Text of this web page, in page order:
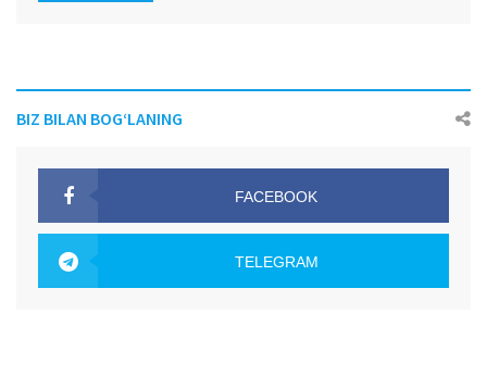
BIZ BILAN BOG‘LANING
FACEBOOK
TELEGRAM